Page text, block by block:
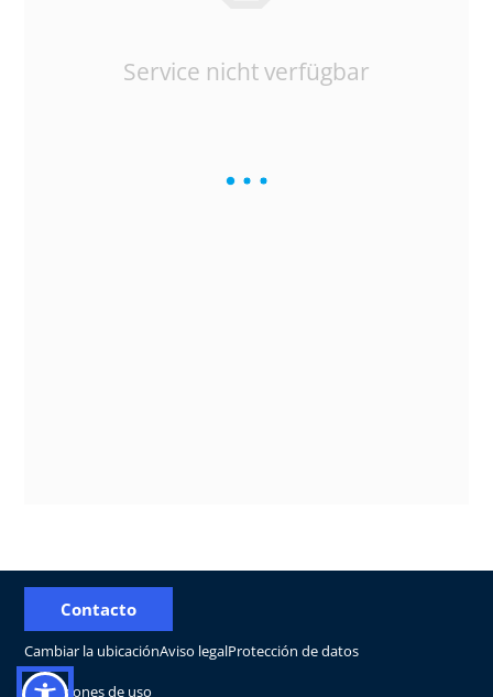
Service nicht verfügbar
Cambiar la ubicaciónAviso legalProtección de datos
Condiciones de uso
Contacto